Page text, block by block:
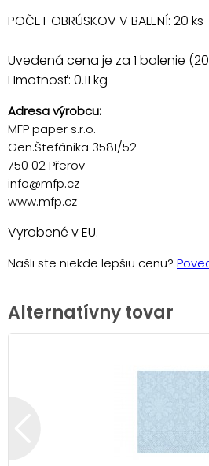
POČET OBRÚSKOV V BALENÍ: 20 ks
Uvedená cena je za 1 balenie
Hmotnosť: 0.11 kg
Adresa výrobcu:
MFP paper s.r.o.
Gen.Štefánika 3581/52
750 02 Přerov
info@mfp.cz
www.mfp.cz
Vyrobené v EU.
Našli ste niekde lepšiu cenu?
Alternatívny tovar